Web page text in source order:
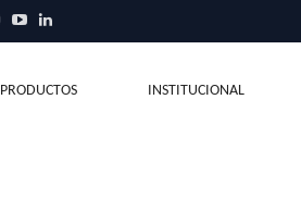
PRODUCTOS INSTITUCIONAL